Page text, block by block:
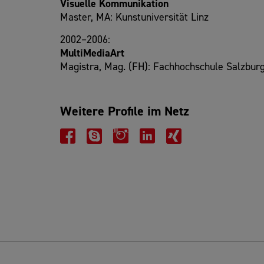
Visuelle Kommunikation
Master, MA: Kunstuniversität Linz
2002–2006:
MultiMediaArt
Magistra, Mag. (FH): Fachhochschule
Weitere Profile im Netz